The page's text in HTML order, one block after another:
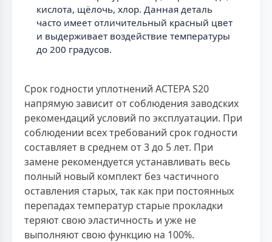
кислота, щёлочь, хлор. Данная деталь
часто имеет отличительный красный цвет
и выдерживает воздействие температуры
до 200 градусов.
Срок годности уплотнений АСТЕРА S20
напрямую зависит от соблюдения заводских
рекомендаций условий по эксплуатации. При
соблюдении всех требований срок годности
составляет в среднем от 3 до 5 лет. При
замене рекомендуется устанавливать весь
полный новый комплект без частичного
оставления старых, так как при постоянных
перепадах температур старые прокладки
теряют свою эластичность и уже не
выполняют свою функцию на 100%.